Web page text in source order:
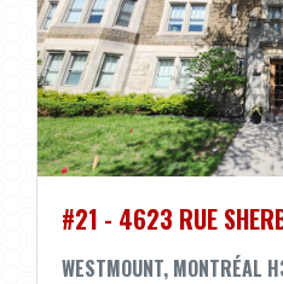
WESTMOUNT, MONTRÉAL